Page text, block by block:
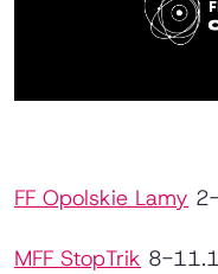
FF Opolskie Lamy
MFF StopTrik 8-